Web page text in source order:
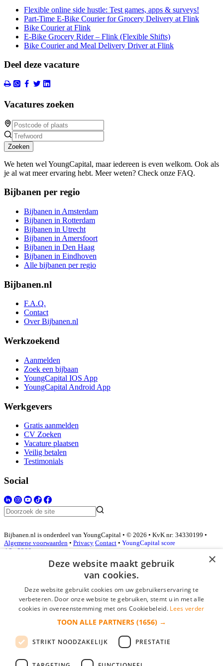
Flexible online side hustle: Test games, apps & surveys!
Part-Time E-Bike Courier for Grocery Delivery at Flink
Bike Courier at Flink
E-Bike Grocery Rider – Flink (Flexible Shifts)
Bike Courier and Meal Delivery Driver at Flink
Deel deze vacature
Vacatures zoeken
Zoeken
We heten wel YoungCapital, maar iedereen is even welkom. Ook als
je al wat meer ervaring hebt. Meer weten? Check onze FAQ.
Bijbanen per regio
Bijbanen in Amsterdam
Bijbanen in Rotterdam
Bijbanen in Utrecht
Bijbanen in Amersfoort
Bijbanen in Den Haag
Bijbanen in Eindhoven
Alle bijbanen per regio
Bijbanen.nl
F.A.Q.
Contact
Over Bijbanen.nl
Werkzoekend
Aanmelden
Zoek een bijbaan
YoungCapital IOS App
YoungCapital Android App
Werkgevers
Gratis aanmelden
CV Zoeken
Vacature plaatsen
Veilig betalen
Testimonials
Social
Bijbanen.nl is onderdeel van YoungCapital • © 2026 • KvK nr: 34330199 •
Algemene voorwaarden • Privacy Contact • YoungCapital score
4.3 - 3366 reviews
Inloggen als bedrijf
*
login gegevens onthouden
login
×
Deze website maakt gebruik
van cookies.
Deze website gebruikt cookies om uw gebruikerservaring te
verbeteren. Door onze website te gebruiken, stemt u in met alle
cookies in overeenstemming met ons Cookiebeleid. Lees verder
TOON ALLE PARTNERS (1656) →
STRIKT NOODZAKELIJK PRESTATIE